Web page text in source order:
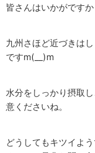
皆さんはいかがですか
九州さほど近づきは
ですm(__)m
水分をしっかり摂取
意くださいね。
どうしてもキツイよ